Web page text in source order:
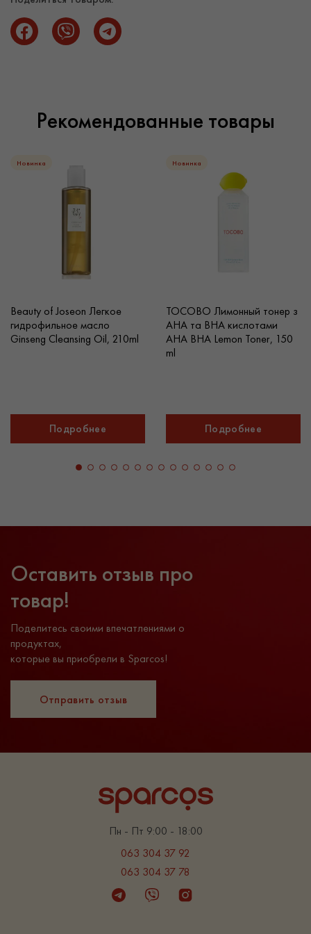
распределите равномерно, пальцами или используя
спонж.
Рекомендованные товары
Новинка
Beauty of Joseon Легкое
гидрофильное масло
Ginseng Cleansing Oil, 210ml
Подробнее
Новинка
TOCOBO Лимонный тонер з
AHA та BHA кислотами
AHA BHA Lemon Toner, 150
ml
Подробнее
Оставить отзыв про
товар!
Поделитесь своими впечатлениями о
продуктах,
которые вы приобрели в Sparcos!
Отправить отзыв
Пн - Пт 9:00 - 18:00
063 304 37 92
063 304 37 78
TelegramViber Instagram